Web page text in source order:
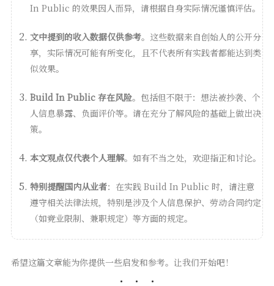
In Public 的效果因人而异，请根据自身实际情况谨慎评估。
文中提到的收入数据仅供参考。这些数据来自创始人的公开分
享，实际情况可能有所变化，且不代表所有实践者都能达到类
似效果。
Build In Public 存在风险。包括但不限于：想法被抄袭、个
人信息暴露、负面评价等。请在充分了解风险的基础上做出决
策。
本文观点仅代表个人理解。如有不当之处，欢迎指正和讨论。
特别提醒国内从业者：在实践 Build In Public 时，请注意
遵守相关法律法规，特别是涉及个人信息保护、劳动合同约定
（如竞业限制、兼职规定）等方面的规定。
希望这篇文章能为你提供一些启发和参考。让我们开始吧！